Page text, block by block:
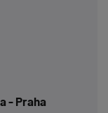
- Praha